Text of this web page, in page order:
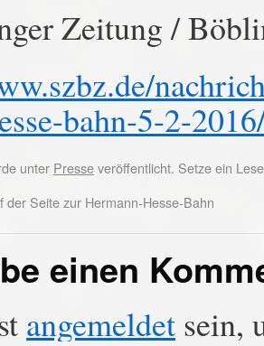
Zeitung /
bahn-5-2-
unter Presseveröffentlicht. Setze ein
der Seite zur Hermann-Hesse-Bahn
einen
angemeldet sein,